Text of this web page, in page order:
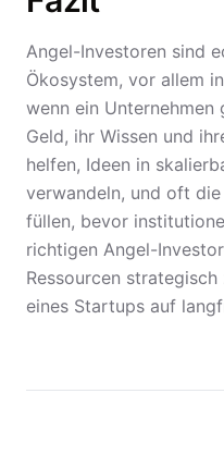
Angel-Investoren sind
Ökosystem, vor allem
wenn ein
Geld, ihr Wissen und
helfen, Ideen in
verwandeln, und oft
füllen, bevor
richtigen Angel-
Ressourcen
eines Startups auf